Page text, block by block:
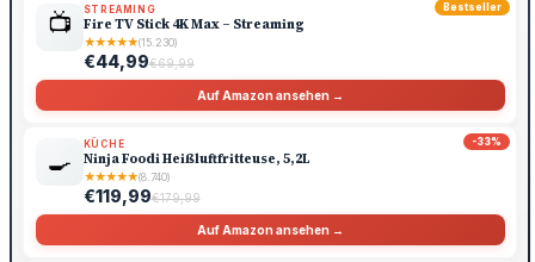
Bestseller
📺 STREAMING
Fire TV Stick 4K Max – Streaming
★★★★★(15.230)
€44,99€69,99
Auf Amazon ansehen →
-33%
🍳
KÜCHE
Ninja Foodi Heißluftfritteuse, 5,2L
★★★★★(8.740)
€119,99€179,99
Auf Amazon ansehen →